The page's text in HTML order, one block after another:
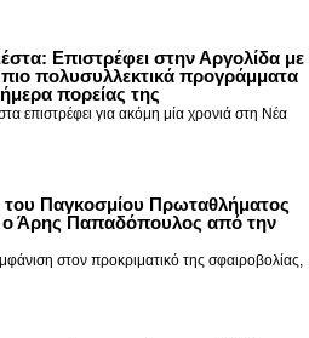
Επιστρέφει στην Αργολίδα με
πολυσυλλεκτικά προγράμματα
πορείας της
επιστρέφει για ακόμη μία χρονιά στη Νέα
του Παγκοσμίου Πρωταθλήματος
ο Άρης Παπαδόπουλος από την
στον προκριματικό της σφαιροβολίας,